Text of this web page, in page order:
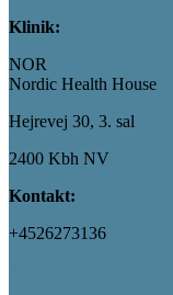
Klinik:
NOR
Nordic Health House
Hejrevej 30, 3. sal
2400 Kbh NV
Kontakt:
+4526273136